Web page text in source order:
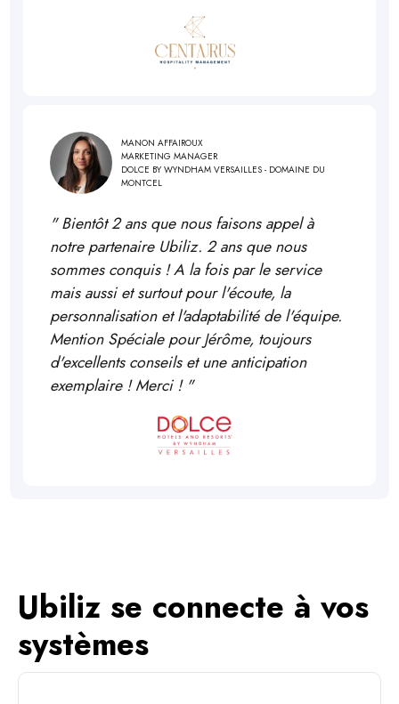
MANON AFFAIROUX
MARKETING MANAGER
DOLCE BY WYNDHAM VERSAILLES - DOMAINE DU
MONTCEL
"Bientôt 2 ans que nous faisons appel à
notre partenaire Ubiliz. 2 ans que nous
sommes conquis ! A la fois par le service
mais aussi et surtout pour l'écoute, la
personnalisation et l'adaptabilité de l'équipe.
Mention Spéciale pour Jérôme, toujours
d'excellents conseils et une anticipation
exemplaire ! Merci !"
Ubiliz se connecte à vos
systèmes